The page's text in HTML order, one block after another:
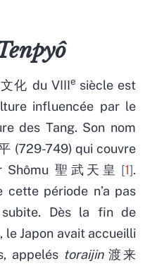
化 du VIIIe siècle est
influencée par le
des Tang. Son nom
(729-749) qui couvre
Shômu 聖武天皇
1 .
cette période n’a pas
Dès la fin de
le Japon avait accueilli
appelés toraijin渡来